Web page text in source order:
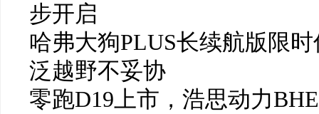
步开启
哈弗大狗PLUS长续航版限
泛越野不妥协
零跑D19上市，浩思动力